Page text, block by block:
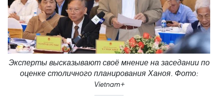
Эксперты высказывают своё мнение на заседании по
оценке столичного планирования Ханоя. Фото:
Vietnam+